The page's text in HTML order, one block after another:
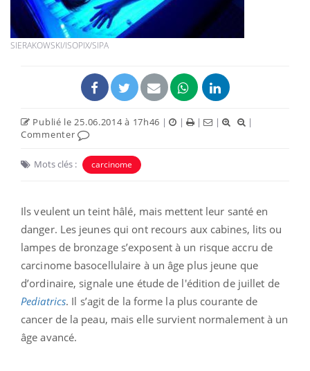
SIERAKOWSKI/ISOPIX/SIPA
Publié le 25.06.2014 à 17h46 | | | |
|
Commenter
Mots clés : carcinome
Ils veulent un teint hâlé, mais mettent leur santé en
danger. Les jeunes qui ont recours aux cabines, lits ou
lampes de bronzage s’exposent à un risque accru de
carcinome basocellulaire à un âge plus jeune que
d’ordinaire, signale une étude de l'édition de juillet de
Pediatrics. Il s’agit de la forme la plus courante de
cancer de la peau, mais elle survient normalement à un
âge avancé.